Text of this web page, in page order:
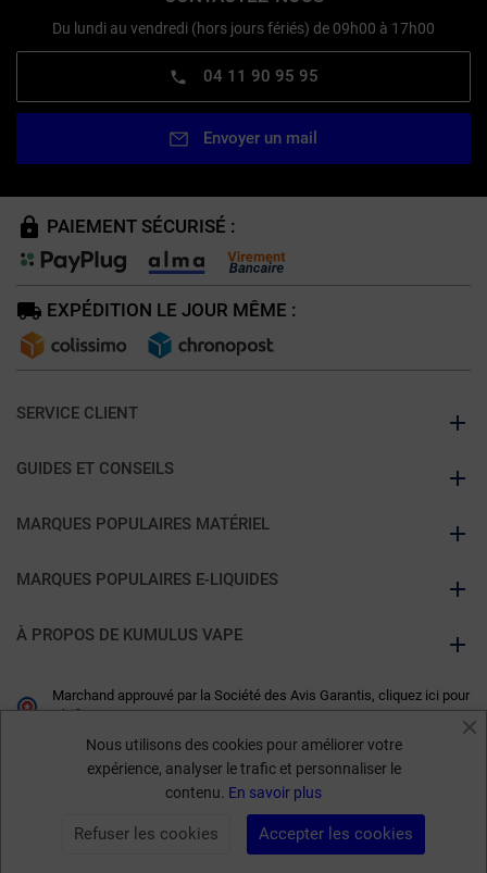
Du lundi au vendredi (hors jours fériés) de 09h00 à 17h00
04 11 90 95 95
Envoyer un mail
PAIEMENT SÉCURISÉ :
EXPÉDITION LE JOUR MÊME :
SERVICE CLIENT
GUIDES ET CONSEILS
MARQUES POPULAIRES MATÉRIEL
MARQUES POPULAIRES E-LIQUIDES
À PROPOS DE KUMULUS VAPE
Marchand approuvé par la Société des Avis Garantis, cliquez ici pour
vérifier.
Nous utilisons des cookies pour améliorer votre
expérience, analyser le trafic et personnaliser le
contenu. En savoir plus
Accepter les cookies
Refuser les cookies